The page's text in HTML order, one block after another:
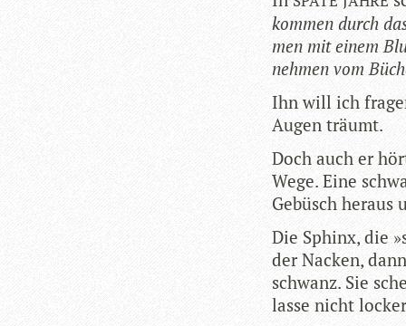
kom­men durch
men mit einem
neh­men vom
Ihn will ich
Augen träumt.
Doch auch er
Wege. Eine
Gebüsch her­aus
Die Sphinx, die
der Nacken,
schwanz. Sie
lasse nicht